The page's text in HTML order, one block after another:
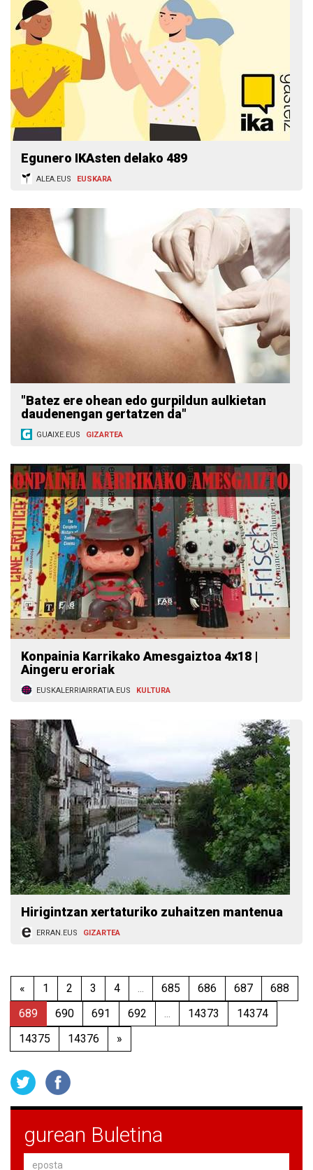
Egunero IKAsten delako 489
ALEA.EUS EUSKARA
"Batez ere ohean edo gurpildun aulkietan
daudenengan gertatzen da"
GUAIXE.EUS GIZARTEA
Konpainia Karrikako Amesgaiztoa 4x18 |
Aingeru eroriak
EUSKALERRIAIRRATIA.EUS KULTURA
Hirigintzan xertaturiko zuhaitzen mantenua
ERRAN.EUS GIZARTEA
« 1 2 3 4 ... 685 686 687
688
689
690 691 692 ... 14373
14374
14375
14376 »
gurean Buletina